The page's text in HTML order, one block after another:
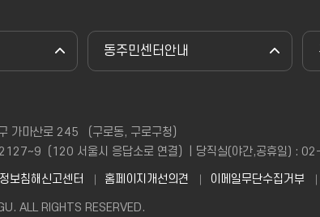
동주민센터안내
가마산로 245 （구로동, 구로구청）
（120 서울시 응답소로 연결）| 당직실(야간,공휴일)
보침해신고센터 홈페이지개선의견 이메일무단수집거부
ALL RIGHTS RESERVED.